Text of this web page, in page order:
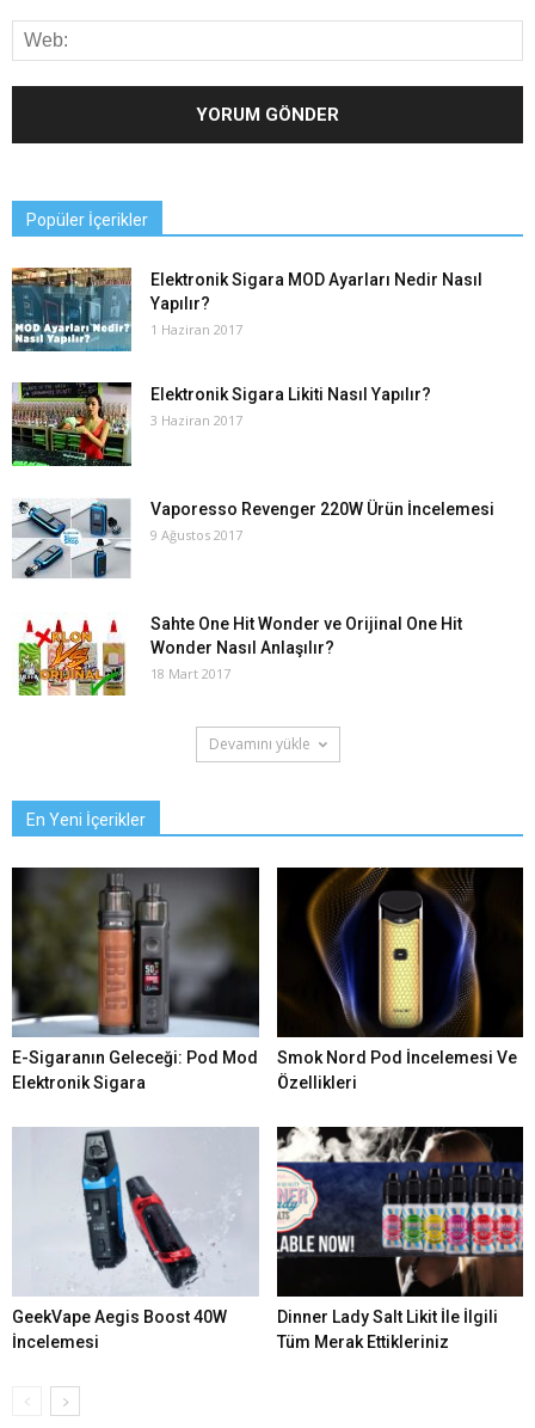
Popüler İçerikler
Elektronik Sigara MOD Ayarları Nedir Nasıl
Yapılır?
1 Haziran 2017
Elektronik Sigara Likiti Nasıl Yapılır?
3 Haziran 2017
Vaporesso Revenger 220W Ürün İncelemesi
9 Ağustos 2017
Sahte One Hit Wonder ve Orijinal One Hit
Wonder Nasıl Anlaşılır?
18 Mart 2017
Devamını yükle
En Yeni İçerikler
E-Sigaranın Geleceği: Pod Mod
Elektronik Sigara
Smok Nord Pod İncelemesi Ve
Özellikleri
GeekVape Aegis Boost 40W
İncelemesi
Dinner Lady Salt Likit İle İlgili
Tüm Merak Ettikleriniz